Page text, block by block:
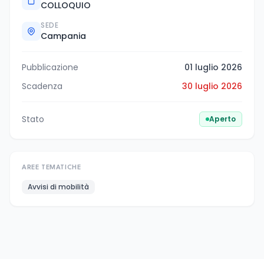
COLLOQUIO
SEDE
Campania
Pubblicazione
01 luglio 2026
Scadenza
30 luglio 2026
Stato Aperto
AREE TEMATICHE
Avvisi di mobilità